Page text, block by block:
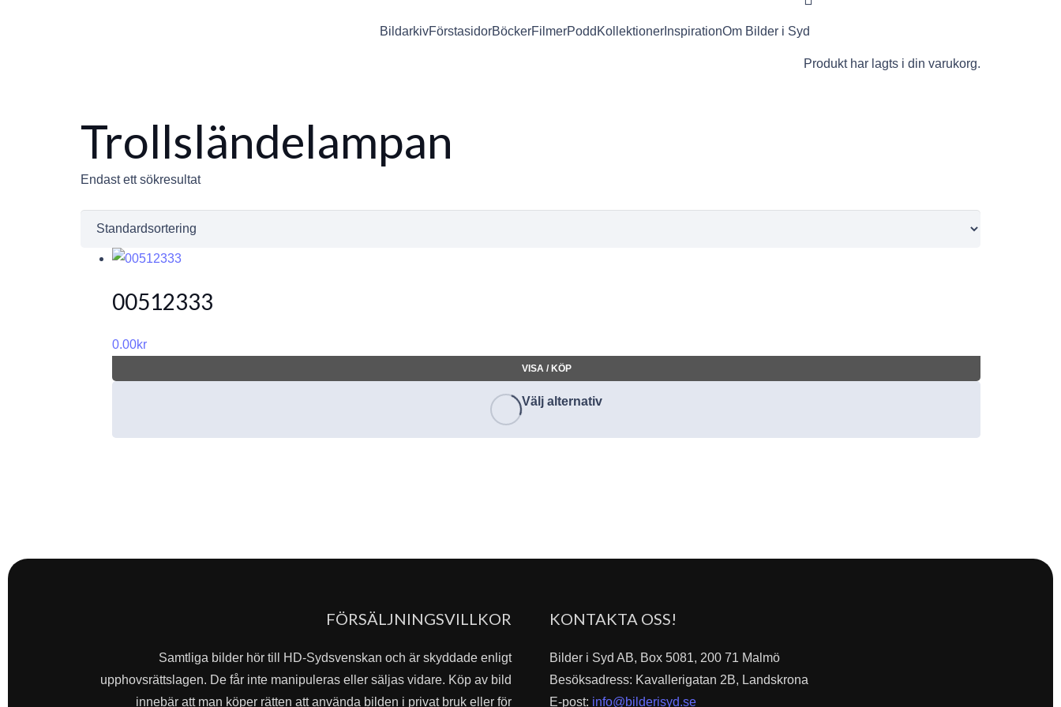
BildarkivFörstasidorBöckerFilmerPodd Kollektioner InspirationOm Bilder i Syd
Produkthar lagts i din varukorg.
Trollsländelampan
Endast ett sökresultat
00512333
0.00kr
VISA / KÖP
Välj alternativ
FÖRSÄLJNINGSVILLKOR
Samtliga bilder hör till HD-Sydsvenskan och är skyddade enligt
upphovsrättslagen. De får inte manipuleras eller säljas vidare. Köp av bild
innebär att man köper rätten att använda bilden i privat bruk eller för
KONTAKTA OSS!
Bilder i Syd AB, Box 5081, 200 71 Malmö
Besöksadress: Kavallerigatan 2B, Landskrona
E-post: info@bilderisyd.se